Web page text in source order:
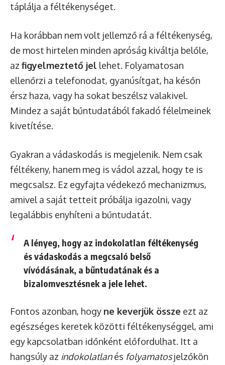
táplálja a féltékenységet.
Ha korábban nem volt jellemző rá a féltékenység,
de most hirtelen minden apróság kiváltja belőle,
az figyelmeztető jel lehet. Folyamatosan
ellenőrzi a telefonodat, gyanúsítgat, ha későn
érsz haza, vagy ha sokat beszélsz valakivel.
Mindez a saját bűntudatából fakadó félelmeinek
kivetítése.
Gyakran a vádaskodás is megjelenik. Nem csak
féltékeny, hanem meg is vádol azzal, hogy te is
megcsalsz. Ez egyfajta védekező mechanizmus,
amivel a saját tetteit próbálja igazolni, vagy
legalábbis enyhíteni a bűntudatát.
A lényeg, hogy az indokolatlan féltékenység
és vádaskodás a megcsaló belső
vívódásának, a bűntudatának és a
bizalomvesztésnek a jele lehet.
Fontos azonban, hogy ne keverjük össze ezt az
egészséges keretek közötti féltékenységgel, ami
egy kapcsolatban időnként előfordulhat. Itt a
hangsúly az indokolatlanés folyamatosjelzőkön